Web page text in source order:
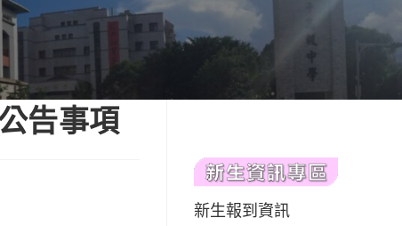
告事項
新生報到資訊